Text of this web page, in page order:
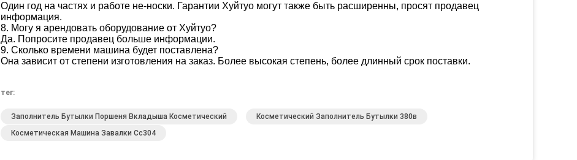
Один год на частях и работе не-носки. Гарантии Хуйтуо могут также быть расширенны, просят продавец
информация.
8. Могу я арендовать оборудование от Хуйтуо?
Да. Попросите продавец больше информации.
9. Сколько времени машина будет поставлена?
Она зависит от степени изготовления на заказ. Более высокая степень, более длинный срок поставки.
тег:
Заполнитель Бутылки Поршеня Вкладыша Косметический
Косметический Заполнитель Бутылки 380в
Косметическая Машина Завалки Сс304